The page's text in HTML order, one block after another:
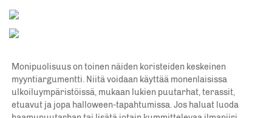
Monipuolisuus on toinen näiden koristeiden keskeinen
myyntiargumentti. Niitä voidaan käyttää monenlaisissa
ulkoiluympäristöissä, mukaan lukien puutarhat, terassit,
etuavut ja jopa halloween-tapahtumissa. Jos haluat luoda